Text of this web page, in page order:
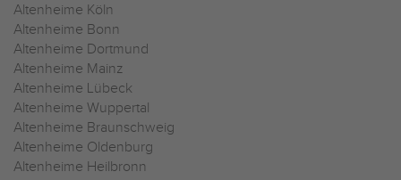
Altenheime Köln
Altenheime Bonn
Altenheime Dortmund
Altenheime Mainz
Altenheime Lübeck
Altenheime Wuppertal
Altenheime Braunschweig
Altenheime Oldenburg
Altenheime Heilbronn